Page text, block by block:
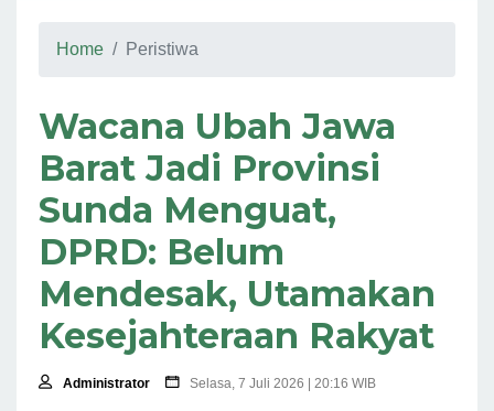
Home Peristiwa
Wacana Ubah Jawa
Barat Jadi Provinsi
Sunda Menguat,
DPRD: Belum
Mendesak, Utamakan
Kesejahteraan Rakyat
Administrator Selasa, 7 Juli 2026 | 20:16 WIB